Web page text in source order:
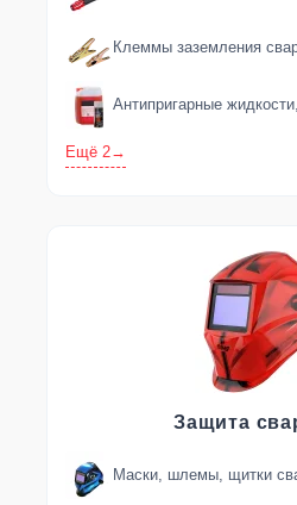
Клеммы заземления
Антипригарные
Ещё 2→
Защита
Маски, шлемы, щитки